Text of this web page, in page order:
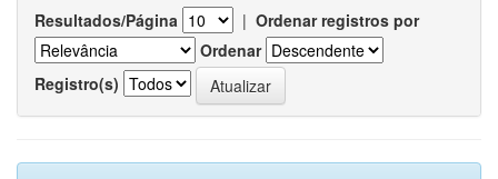
Resultados/Página | Ordenar registros por
Ordenar
Registro(s)